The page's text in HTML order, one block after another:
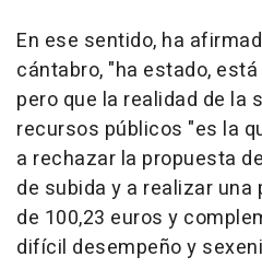
En ese sentido, ha
cántabro, "ha estado,
pero que la realidad de la
recursos públicos "es la
a rechazar la propuesta
de subida y a realizar
de 100,23 euros y
difícil desempeño y